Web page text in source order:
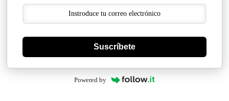
Suscríbete
Powered by